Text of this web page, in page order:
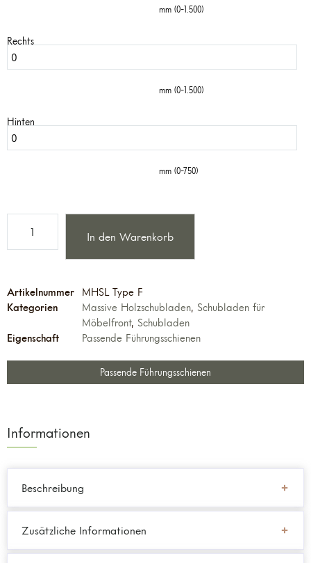
mm (0-1.500)
Rechts
mm (0-1.500)
Hinten
mm (0-750)
In den Warenkorb
Artikelnummer
MHSL Type F
Kategorien
Massive Holzschubladen, Schubladen für
Möbelfront, Schubladen
Eigenschaft
Passende Führungsschienen
Passende Führungsschienen
Informationen
Beschreibung
Zusätzliche Informationen